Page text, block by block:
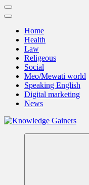
Home
Health
Law
Religeous
Social
Meo/Mewati world
Speaking English
Digital marketing
News
Read & Spread